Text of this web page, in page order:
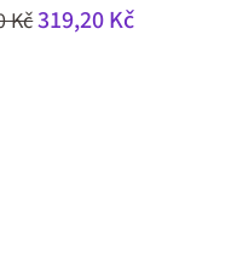
cena
KčZvýhodněná cena
319,20 Kč